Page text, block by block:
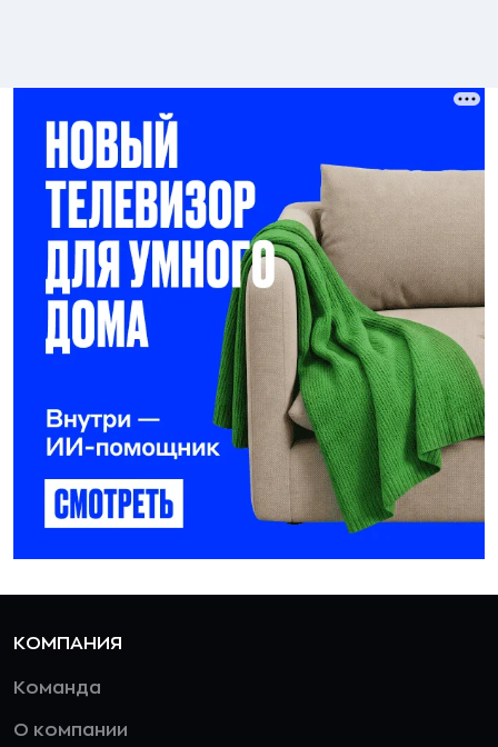
КОМПАНИЯ
Команда
О компании